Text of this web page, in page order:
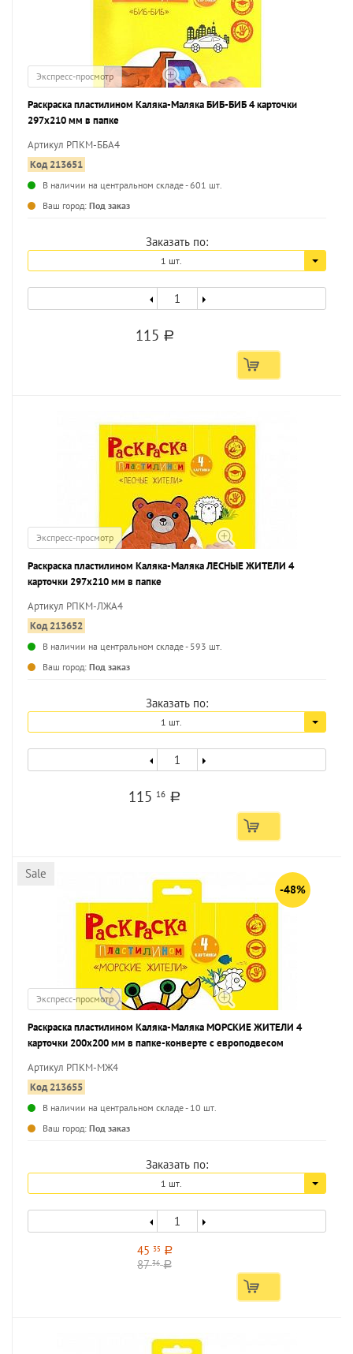
Экспресс-просмотр
Раскраска пластилином Каляка-Маляка БИБ-БИБ 4 карточки
297х210 мм в папке
Артикул РПКМ-ББА4
Код 213651
В наличии на центральном складе - 601 шт.
Ваш город: Под заказ
Заказать по:
1 шт.
115 a
Экспресс-просмотр
Раскраска пластилином Каляка-Маляка ЛЕСНЫЕ ЖИТЕЛИ 4
карточки 297х210 мм в папке
Артикул РПКМ-ЛЖА4
Код 213652
В наличии на центральном складе - 593 шт.
Ваш город: Под заказ
Заказать по:
1 шт.
115 16 a
Sale
-48%
Экспресс-просмотр
Раскраска пластилином Каляка-Маляка МОРСКИЕ ЖИТЕЛИ 4
карточки 200х200 мм в папке-конверте с европодвесом
Артикул РПКМ-МЖ4
Код 213655
В наличии на центральном складе - 10 шт.
Ваш город: Под заказ
Заказать по:
1 шт.
45 35 a
8736 a